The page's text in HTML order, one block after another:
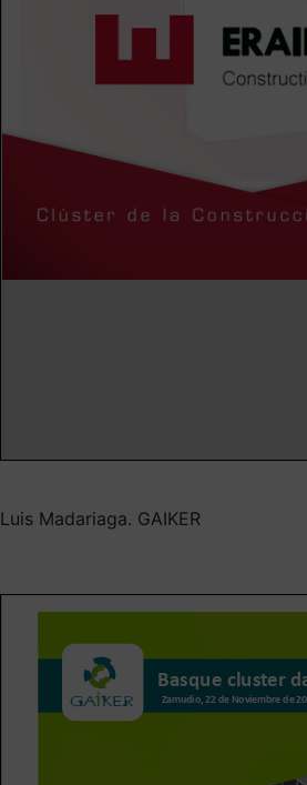
Luis Madariaga. GAIKER